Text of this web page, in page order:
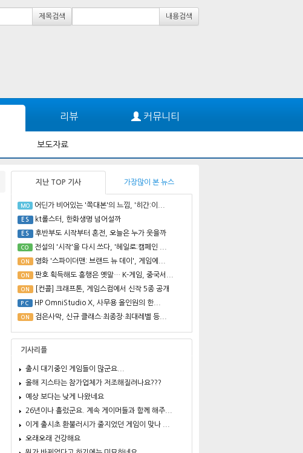
제목검색 내용검색
리뷰 커뮤니티
보도자료
지난 TOP 기사 가장많이 본 뉴스
MO 어딘가 비어있는 '쪽대본'의 느낌, '히간:이...
ES kt롤스터, 한화생명 넘어설까
ES 후반부도 시작부터 혼전, 오늘은 누가 웃을까
CO 전설의 '시작'을 다시 쓰다, '헤일로:캠페인 ...
ON 영화 '스파이더맨: 브랜드 뉴 데이', 게임에...
ON 판호 획득해도 흥행은 옛말… K-게임, 중국서...
ON [컨콜] 크래프톤, 게임스컴에서 신작 5종 공개
PC HP OmniStudio X, 사무용 올인원의 한...
ON 검은사막, 신규 클래스·최종장·최대레벨 등...
기사리플
출시 대기중인 게임들이 많군요...
올해 지스타는 참가업체가 저조해질려나요???
예상 보다는 낮게 나왔네요
26년이나 흘렀군요. 계속 게이머들과 함께 해주...
이게 출시초 환불러시가 줄지었던 게임이 맞나 ...
오래오래 건강해요